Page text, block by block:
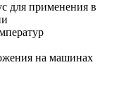
для применения в
на машинах